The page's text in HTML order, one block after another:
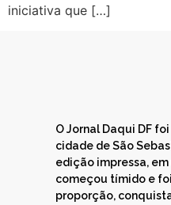
iniciativa que […]
O Jornal Daqui DF
cidade de São
edição impressa,
começou tímido e
proporção,